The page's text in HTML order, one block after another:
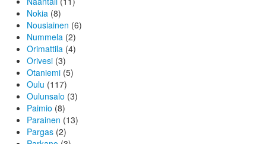
Nokia (8)
Nousiainen (6)
Nummela (2)
Orimattila (4)
Orivesi (3)
Otaniemi (5)
Oulu (117)
Oulunsalo (3)
Paimio (8)
Parainen (13)
Pargas (2)